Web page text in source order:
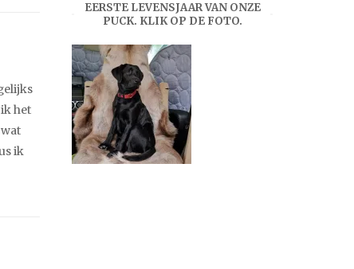
het
ik
EERSTE LEVENSJAAR VAN ONZE
PUCK. KLIK OP DE FOTO.